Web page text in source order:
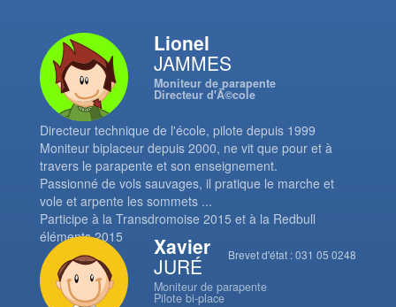
Lionel
JAMMES
Moniteur de parapente
Directeur d'Ã©cole
Directeur technique de l'école, pilote depuis 1999
Moniteur biplaceur depuis 2000, ne vit que pour et à
travers le parapente et son enseignement.
Passionné de vols sauvages, il pratique le marche et
vole et arpente les sommets ...
Participe à la Transdromoise 2015 et à la Redbull
éléments 2015
Brevet d'état : 031 05 0248
Xavier
JURÉ
Moniteur de parapente
Pilote bi-place